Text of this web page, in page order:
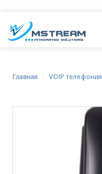
Главная VOIP телефония